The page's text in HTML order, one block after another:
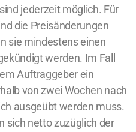
jederzeit möglich. Für
die Preisänderungen
sie mindestens einen
werden. Im Fall
Auftraggeber ein
von zwei Wochen nach
ausgeübt werden muss.
sich netto zuzüglich der